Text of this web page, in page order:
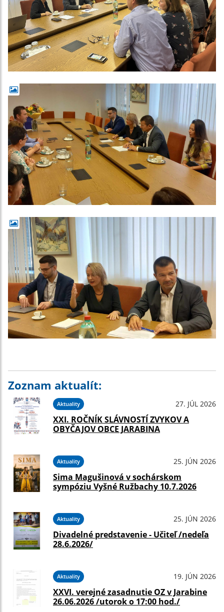
Zoznam aktualít:
Aktuality 27. JÚL 2026
XXI. ROČNÍK SLÁVNOSTÍ ZVYKOV A
OBYČAJOV OBCE JARABINA
Aktuality 25. JÚN 2026
Sima Magušinová v sochárskom
sympóziu Vyšné Ružbachy 10.7.2026
Aktuality 25. JÚN 2026
Divadelné predstavenie - Učiteľ /nedeľa
28.6.2026/
Aktuality 19. JÚN 2026
XXVI. verejné zasadnutie OZ v Jarabine
26.06.2026 /utorok o 17:00 hod./